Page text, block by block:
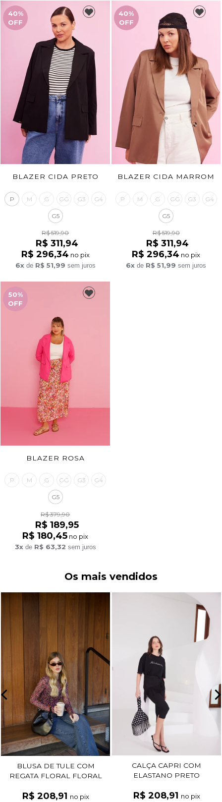
40%
OFF
BLAZER CIDA PRETO
P M G GG G3 G4
G5
R$ 519,90
R$ 311,94
R$ 296,34 no pix
6xde R$ 51,99 sem juros
40%
OFF
BLAZER CIDA MARROM
P M G GG G3 G4
G5
R$ 519,90
R$ 311,94
R$ 296,34 no pix
6x de R$ 51,99 sem juros
50%
OFF
BLAZER ROSA
P M G GG G3 G4
G5
R$ 379,90
R$ 189,95
R$ 180,45 no pix
3xde R$ 63,32 sem juros
Os mais vendidos
BLUSA DE TULE COM
REGATA FLORAL FLORAL
R$ 208,91 no pix
CALÇA CAPRI COM
ELASTANO PRETO
R$ 208,91 no pix